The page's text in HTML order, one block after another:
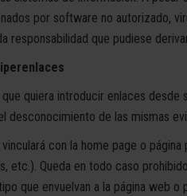
por software no autorizado,
responsabilidad que pudiese
quiera introducir enlaces
desconocimiento de las mismas
con la home page o
etc.). Queda en todo caso
que envuelvan a la página web